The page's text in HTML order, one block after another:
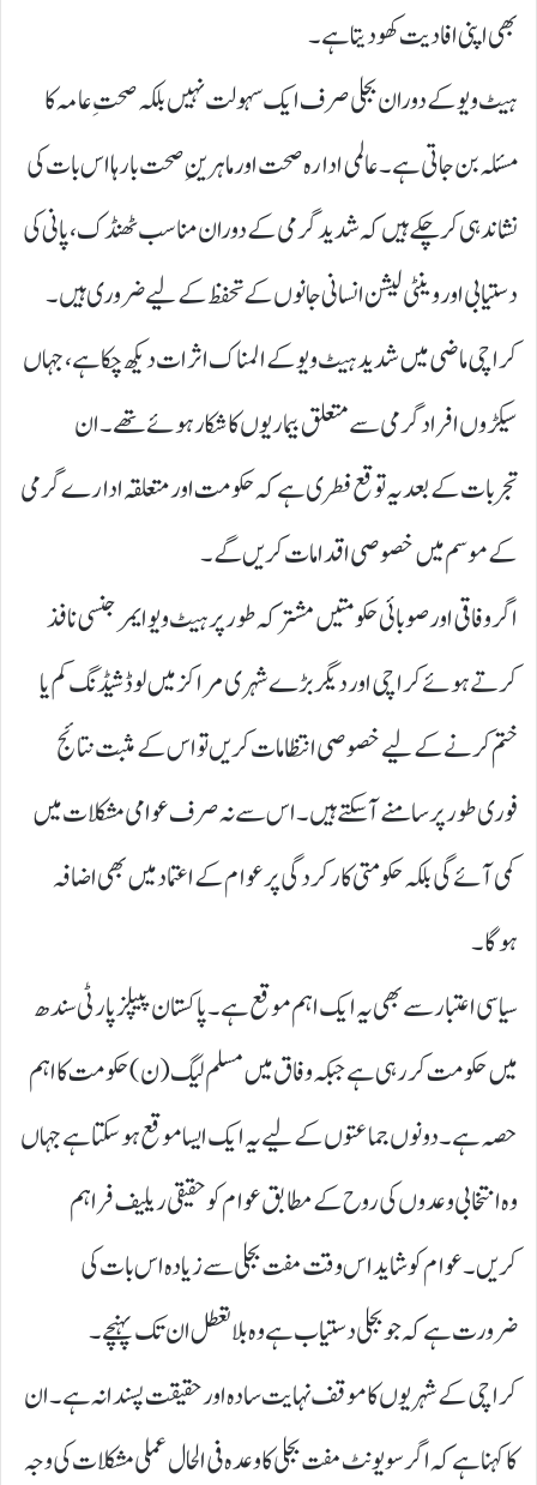
بھی اپنی افادیت کھو دیتا ہے۔
ہیٹ ویو کے دوران بجلی صرف ایک سہولت نہیں بلکہ صحتِ عامہ کا
مسئلہ بن جاتی ہے۔ عالمی ادارہ صحت اور ماہرینِ صحت بارہا اس بات کی
نشاندہی کر چکے ہیں کہ شدید گرمی کے دوران مناسب ٹھنڈک، پانی کی
دستیابی اور وینٹی لیشن انسانی جانوں کے تحفظ کے لیے ضروری ہیں۔
کراچی ماضی میں شدید ہیٹ ویو کے المناک اثرات دیکھ چکا ہے، جہاں
سیکڑوں افراد گرمی سے متعلق بیماریوں کا شکار ہوئے تھے۔ ان
تجربات کے بعد یہ توقع فطری ہے کہ حکومت اور متعلقہ ادارے گرمی
کے موسم میں خصوصی اقدامات کریں گے۔
اگر وفاقی اور صوبائی حکومتیں مشترکہ طور پر ہیٹ ویو ایمرجنسی نافذ
کرتے ہوئے کراچی اور دیگر بڑے شہری مراکز میں لوڈشیڈنگ کم یا
ختم کرنے کے لیے خصوصی انتظامات کریں تو اس کے مثبت نتائج
فوری طور پر سامنے آ سکتے ہیں۔ اس سے نہ صرف عوامی مشکلات میں
کمی آئے گی بلکہ حکومتی کارکردگی پر عوام کے اعتماد میں بھی اضافہ
ہوگا۔
سیاسی اعتبار سے بھی یہ ایک اہم موقع ہے۔ پاکستان پیپلز پارٹی سندھ
میں حکومت کر رہی ہے جبکہ وفاق میں مسلم لیگ ( ن) حکومت کا اہم
حصہ ہے۔ دونوں جماعتوں کے لیے یہ ایک ایسا موقع ہو سکتا ہے جہاں
وہ انتخابی وعدوں کی روح کے مطابق عوام کو حقیقی ریلیف فراہم
کریں۔ عوام کو شاید اس وقت مفت بجلی سے زیادہ اس بات کی
ضرورت ہے کہ جو بجلی دستیاب ہے وہ بلا تعطل ان تک پہنچے۔
کراچی کے شہریوں کا موقف نہایت سادہ اور حقیقت پسندانہ ہے۔ ان
کا کہنا ہے کہ اگر سو یونٹ مفت بجلی کا وعدہ فی الحال عملی مشکلات کی وجہ